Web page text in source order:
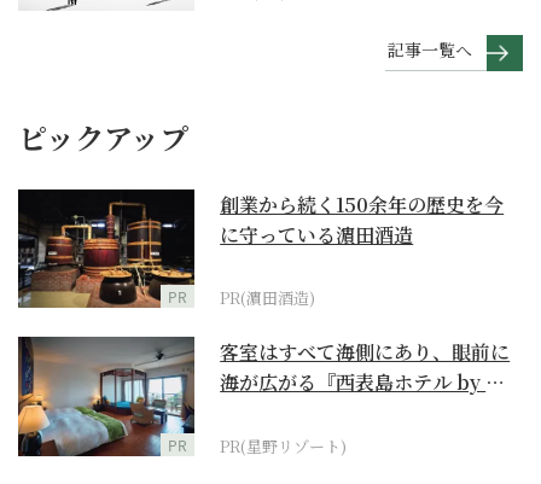
記事一覧へ
ピックアップ
PR
創業から続く150余年の歴史を今
に守っている濵田酒造
PR(濵田酒造)
PR
客室はすべて海側にあり、眼前に
海が広がる『西表島ホテル by 星
PR(星野リゾート)